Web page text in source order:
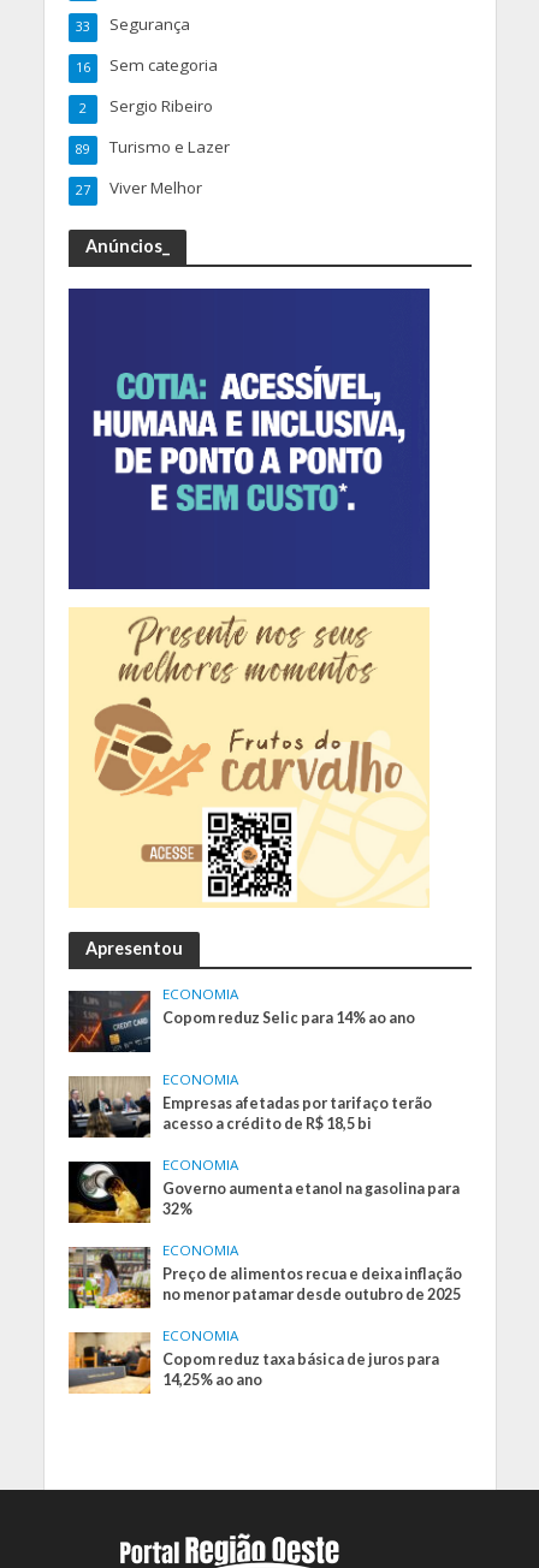
Segurança
33
Sem categoria
16
Sergio Ribeiro
2
Turismo e Lazer
89
Viver Melhor
27
Anúncios_
Apresentou
ECONOMIA
Copom reduz Selic para 14% ao ano
ECONOMIA
Empresas afetadas por tarifaço terão
acesso a crédito de R$ 18,5 bi
ECONOMIA
Governo aumenta etanol na gasolina para
32%
ECONOMIA
Preço de alimentos recua e deixa inflação
no menor patamar desde outubro de 2025
ECONOMIA
Copom reduz taxa básica de juros para
14,25% ao ano